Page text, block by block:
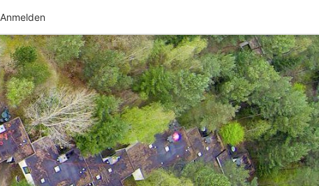
Anmelden